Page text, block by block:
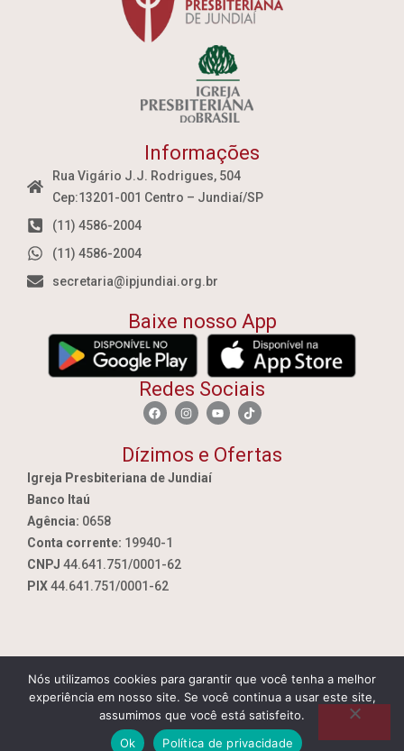
Informações
Rua Vigário J.J. Rodrigues, 504
Cep:13201-001 Centro – Jundiaí/SP
(11) 4586-2004
(11) 4586-2004
secretaria@ipjundiai.org.br
Baixe nosso App
Redes Sociais
Dízimos e Ofertas
Igreja Presbiteriana de Jundiaí
Banco Itaú
Agência: 0658
Conta corrente: 19940-1
CNPJ 44.641.751/0001-62
PIX44.641.751/0001-62
By Jundiai.tec.br
Nós utilizamos cookies para garantir que você tenha a melhor
experiência em nosso site. Se você continua a usar este site,
assumimos que você está satisfeito.
Ok
Política de privacidade